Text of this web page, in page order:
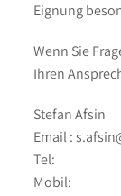
Eignung
Wenn Sie
Ihren
Stefan Afsin
Email :
Tel:
Mobil: